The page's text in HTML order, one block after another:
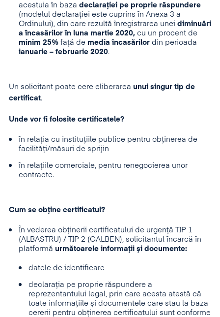
acestuia în baza declarației pe proprie răspundere
(modelul declarației este cuprins în Anexa 3 a
Ordinului), din care rezultă înregistrarea unei diminuări
a încasărilor în luna martie 2020, cu un procent de
minim 25% față de media încasărilor din perioada
ianuarie – februarie 2020.
Un solicitant poate cere eliberarea unui singur tip de
certificat.
Unde vor fi folosite certificatele?
în relația cu instituțiile publice pentru obținerea de
facilități/măsuri de sprijin
în relațiile comerciale, pentru renegocierea unor
contracte.
Cum se obține certificatul?
În vederea obținerii certificatului de urgență TIP 1
(ALBASTRU) / TIP 2 (GALBEN), solicitantul încarcă în
platformă următoarele informații și documente:
datele de identificare
declarația pe proprie răspundere a
reprezentantului legal, prin care acesta atestă că
toate informațiile și documentele care stau la baza
cererii pentru obținerea certificatului sunt conforme